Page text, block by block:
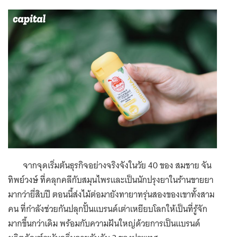
จากจุดเริ่มต้นธุรกิจอย่างจริงจังในวัย 40 ของ สมชาย จัน
ทิพย์วงษ์ ที่คลุกคลีกับสมุนไพรและเป็นนักปรุงยาในร้านขายยา
มากว่ายี่สิบปี ตอนนี้ส่งไม้ต่อมายังทายาทรุ่นสองของเขาทั้งสาม
คน ที่กำลังช่วยกันปลุกปั้นแบรนด์เต่าเหยียบโลกให้เป็นที่รู้จัก
มากขึ้นกว่าเดิม พร้อมกับความฝันใหญ่ด้วยการเป็นแบรนด์